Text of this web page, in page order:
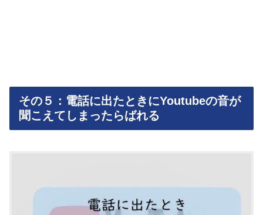
その５：電話に出たときにYoutubeの音が
聞こえてしまったらばれる